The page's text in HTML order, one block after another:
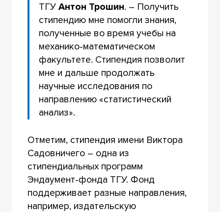
ТГУАнтон Трошин. – Получить
стипендию мне помогли знания,
полученные во время учебы на
механико-математическом
факультете. Стипендия позволит
мне и дальше продолжать
научные исследования по
направлению «статистический
анализ».
Отметим, стипендия имени Виктора
Садовничего – одна из
стипендиальных программ
Эндаумент-фонда ТГУ. Фонд
поддерживает разные направления,
например, издательскую